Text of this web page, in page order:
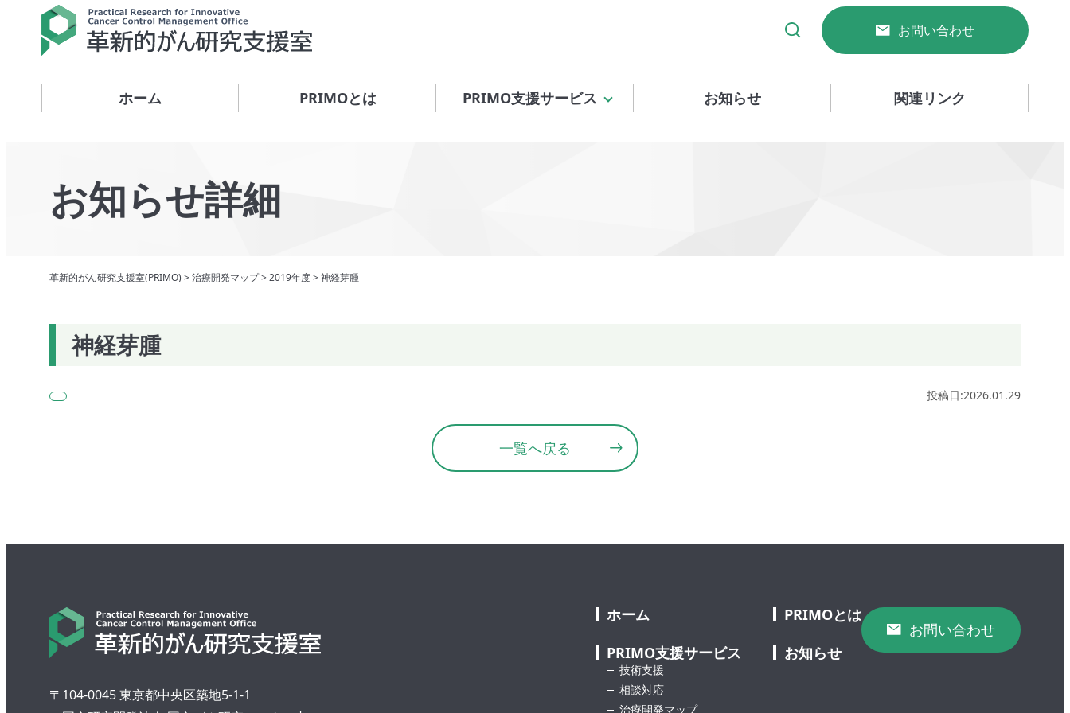
お問い合わせ
ホーム PRIMOとは PRIMO支援サービス お知らせ 関連リンク
お知らせ詳細
革新的がん研究支援室(PRIMO) >治療開発マップ>2019年度>神経芽腫
神経芽腫
投稿日:2026.01.29
一覧へ戻る
〒104-0045 東京都中央区築地5-1-1
ホーム
PRIMOとは
PRIMO支援サービス
技術支援
相談対応
治療開発マップ
お知らせ
お問い合わせ